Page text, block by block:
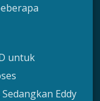
untuk
Eddy